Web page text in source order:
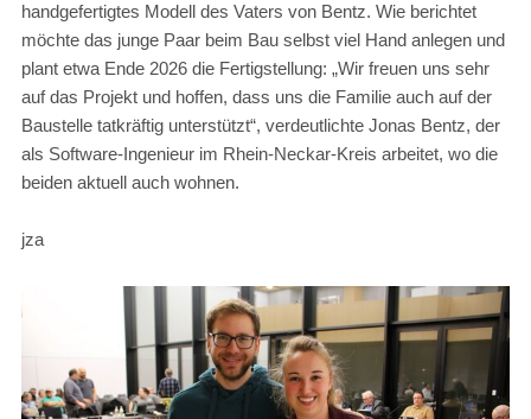
handgefertigtes Modell des Vaters von Bentz. Wie berichtet
möchte das junge Paar beim Bau selbst viel Hand anlegen und
plant etwa Ende 2026 die Fertigstellung: „Wir freuen uns sehr
auf das Projekt und hoffen, dass uns die Familie auch auf der
Baustelle tatkräftig unterstützt“, verdeutlichte Jonas Bentz, der
als Software-Ingenieur im Rhein-Neckar-Kreis arbeitet, wo die
beiden aktuell auch wohnen.
jza